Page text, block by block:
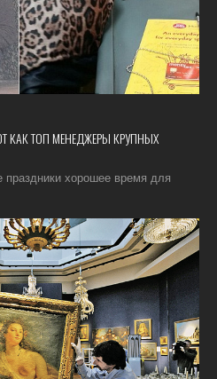
КАК ТОП МЕНЕДЖЕРЫ КРУПНЫХ
праздники хорошее время для